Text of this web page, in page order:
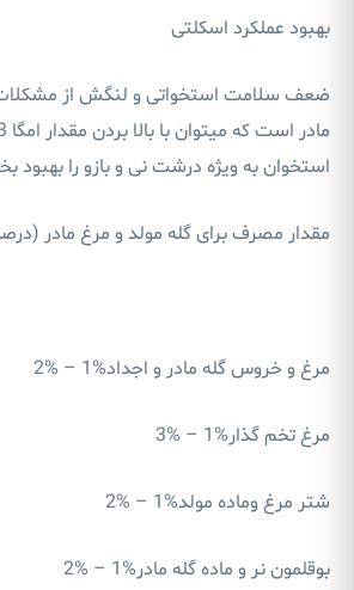
بهبود عملکرد اسکلتی
ضعف سلامت استخواتی و لنگش از
استخوان به ویژه درشت نی و بازو را بهبود
مقدار مصرف برای گله مولد و مرغ مادر
مرغ و خروس گله مادر و اجداد%1 – %2
مرغ تخم گذار%1 – %3
شتر مرغ وماده مولد%1 – %2
بوقلمون نر و ماده گله مادر%1 – %2